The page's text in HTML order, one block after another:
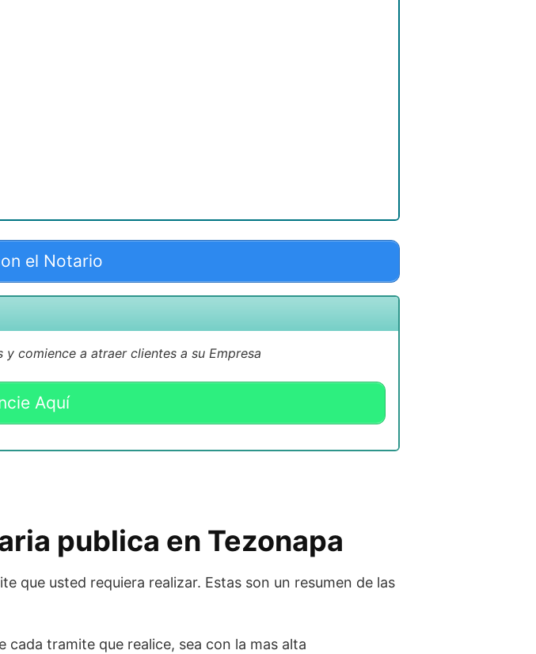
el Notario
y comience a atraer clientes a su Empresa
Aquí
publica en Tezonapa
que usted requiera realizar. Estas son un resumen de las
cada tramite que realice, sea con la mas alta